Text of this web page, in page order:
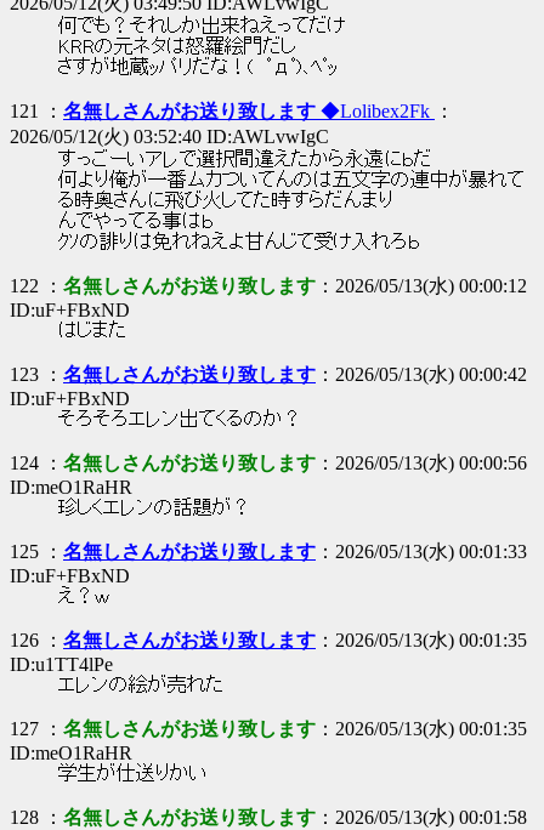
何でも？それしか出来ねえってだけ
KRRの元ネタは怒羅絵門だし
さすが地蔵ｯパリだな！( ﾟдﾟ)､ﾍﾟｯ
121 ： 名無しさんがお送り致します ◆Lolibex2Fk
：
2026/05/12(火) 03:52:40 ID:AWLvwIgC
すっごーいアレで選択間違えたから永遠にｂだ
何より俺が一番ムカついてんのは五文字の連中が暴れて
る時奥さんに飛び火してた時すらだんまり
んでやってる事はｂ
ｸｿの誹りは免れねえよ甘んじて受け入れろｂ
122 ： 名無しさんがお送り致します ：2026/05/13(水) 00:00:12
ID:uF+FBxND
はじまた
123 ： 名無しさんがお送り致します ：2026/05/13(水) 00:00:42
ID:uF+FBxND
そろそろエレン出てくるのか？
124 ： 名無しさんがお送り致します ：2026/05/13(水) 00:00:56
ID:meO1RaHR
珍しくエレンの話題が？
125 ： 名無しさんがお送り致します ：2026/05/13(水) 00:01:33
ID:uF+FBxND
え？ｗ
126 ： 名無しさんがお送り致します ：2026/05/13(水) 00:01:35
ID:u1TT4lPe
エレンの絵が売れた
127 ： 名無しさんがお送り致します ：2026/05/13(水) 00:01:35
ID:meO1RaHR
学生が仕送りかい
128 ： 名無しさんがお送り致します ：2026/05/13(水) 00:01:58